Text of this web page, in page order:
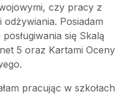
czy pracy z
Posiadam
się Skalą
5 oraz Kartami Oceny
pracując w szkołach